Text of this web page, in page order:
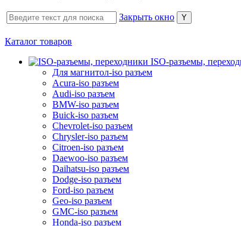
Закрыть окно
Каталог товаров
ISO-разъемы,
Для магнитол-iso разъем
Acura-iso разъем
Audi-iso разъем
BMW-iso разъем
Buick-iso разъем
Chevrolet-iso разъем
Chrysler-iso разъем
Citroen-iso разъем
Daewoo-iso разъем
Daihatsu-iso разъем
Dodge-iso разъем
Ford-iso разъем
Geo-iso разъем
GMC-iso разъем
Honda-iso разъем